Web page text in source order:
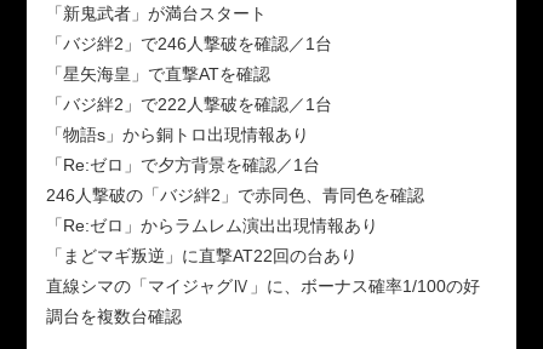
「新鬼武者」が満台スタート
「バジ絆2」で246人撃破を確認／1台
「星矢海皇」で直撃ATを確認
「バジ絆2」で222人撃破を確認／1台
「物語s」から銅トロ出現情報あり
「Re:ゼロ」で夕方背景を確認／1台
246人撃破の「バジ絆2」で赤同色、青同色を確認
「Re:ゼロ」からラムレム演出出現情報あり
「まどマギ叛逆」に直撃AT22回の台あり
直線シマの「マイジャグⅣ」に、ボーナス確率1/100の好
調台を複数台確認